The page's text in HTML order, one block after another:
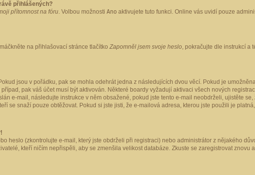
přihlášených?
přítomnost na fóru. Volbou možnosti Ano aktivujete tuto funkci. Online vás uvidí pouze
na přihlašovací stránce tlačítko Zapomněl jsem svoje heslo, pokračujte dle instrukcí a
jsou v pořádku, pak se mohla odehrát jedna z následujících dvou věcí. Pokud je
pak váš účet musí být aktivován. Některé boardy vyžadují aktivaci všech nových
e-mail, následujte instrukce v něm obsažené, pokud jste tento e-mail neobdrželi, ujistěte
se snaží pouze obtěžovat. Pokud si jste jisti, že e-mailová adresa, kterou jste použili je
heslo (zkontrolujte e-mail, který jste obdrželi při registraci) nebo administrátor z nějakého
kteří ničím nepřispěli, aby se zmenšila velikost databáze. Zkuste se zaregistrovat znovu